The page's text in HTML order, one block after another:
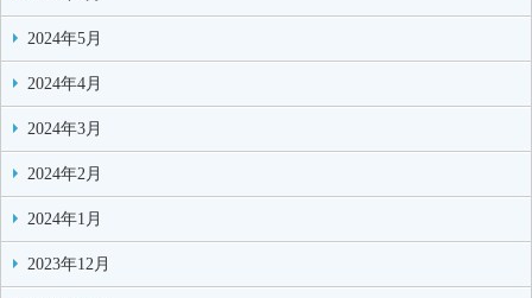
2024年5月
2024年4月
2024年3月
2024年2月
2024年1月
2023年12月